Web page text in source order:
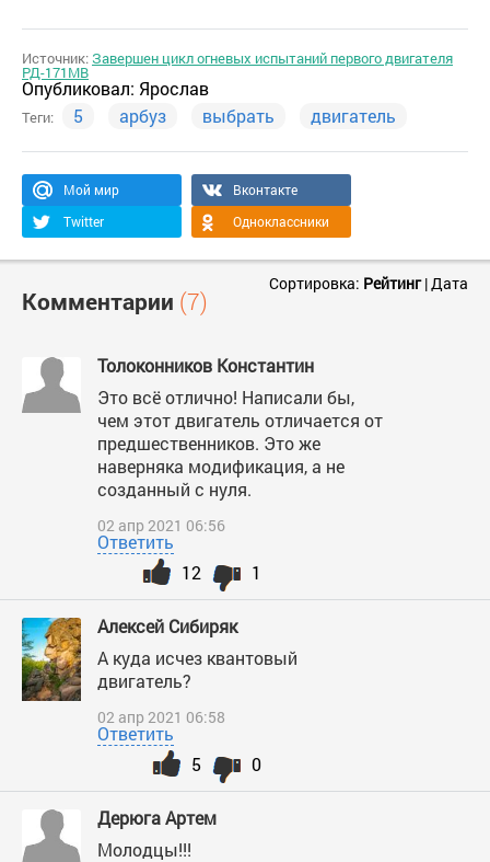
Источник:Завершен цикл огневых испытаний первого двигателя
РД-171МВ
Опубликовал: Ярослав
Теги: 5 арбуз выбрать двигатель
Мой мир
Вконтакте
Twitter
Одноклассники
Комментарии (7)
Сортировка: Рейтинг|Дата
Толоконников Константин
Это всё отлично! Написали бы,
чем этот двигатель отличается от
предшественников. Это же
наверняка модификация, а не
созданный с нуля.
02 апр 2021 06:56
Ответить
1
12
Алексей Сибиряк
А куда исчез квантовый
двигатель?
02 апр 2021 06:58
Ответить
0
5
Дерюга Артем
Молодцы!!!